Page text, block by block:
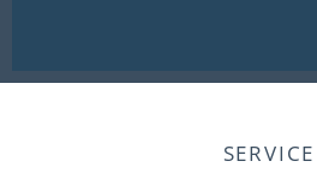
SERVICE